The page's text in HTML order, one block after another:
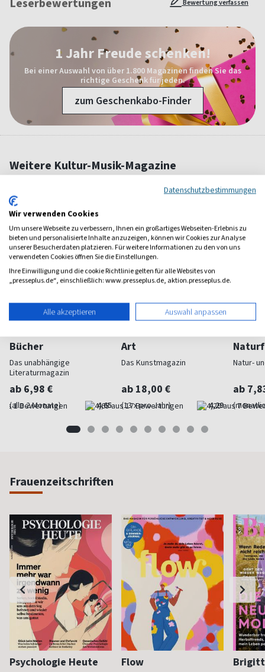
Leserbewertungen Bewertung verfassen
1 Jahr Freude schenken!
Bei einer Auswahl von über 1.800 Magazinen finden Sie das
richtige Geschenk für jeden.
zum Geschenkabo-Finder
Weitere Kultur-Musik-Magazine
Bücher
Das unabhängige
Literaturmagazin
ab 6,98 €
(alle 2 Monate) 4,65
Art
Das Kunstmagazin
ab 18,00 €
(13 x pro Jahr) 4,29
Natur-
ab
Frauenzeitschriften
Psychologie Heute Flow
Datenschutzbestimmungen
Wir verwenden Cookies
Um unsere Webseite zu verbessern, Ihnen ein großartiges Webseiten-Erlebnis zu
bieten und personalisierte Inhalte anzuzeigen, können wir Cookies zur Analyse
unserer Besucherdaten platzieren. Für weitere Informationen zu den von uns
verwendeten Cookies öffnen Sie die Einstellungen.
Ihre Einwilligung und die cookie Richtlinie gelten für alle Websites von
„presseplus.de“, einschließlich: www.presseplus.de, aktion.presseplus.de.
Alle akzeptieren Auswahl anpassen